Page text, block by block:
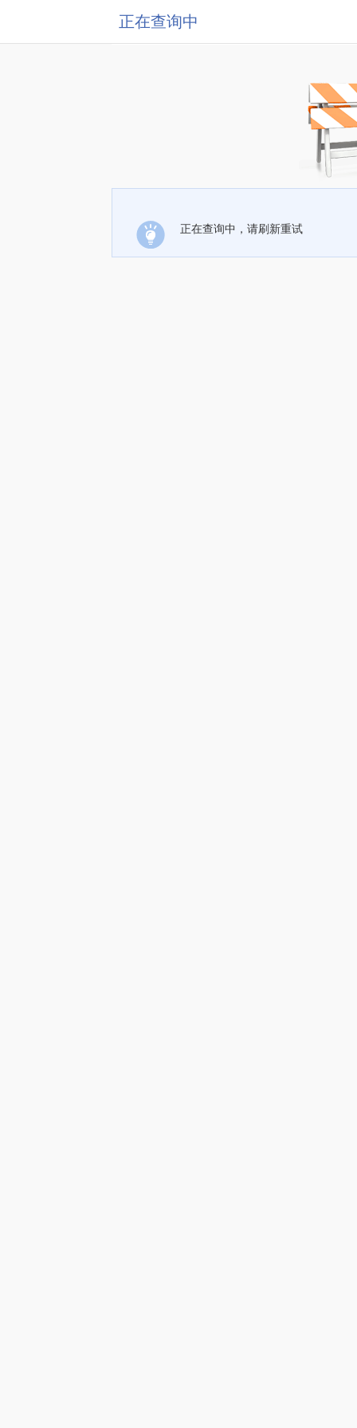
正在查询中
正在查询中，请刷新重试